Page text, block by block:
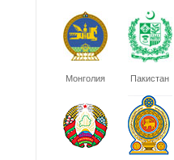
Монголия Пакистан